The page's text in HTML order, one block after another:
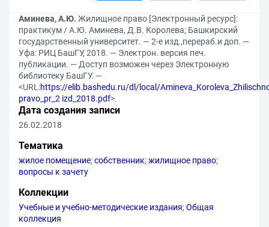
Аминева, А.Ю. Жилищное право [Электронный ресурс]:
практикум / А.Ю. Аминева, Д.В. Королева; Башкирский
государственный университет. — 2-е изд.,перераб.и доп. —
Уфа: РИЦ БашГУ, 2018. — Электрон. версия печ.
публикации. — Доступ возможен через Электронную
библиотеку БашГУ. —
<URL:https://elib.bashedu.ru/dl/local/
pravo_pr_2 izd_2018.pdf>.
Дата создания записи
26.02.2018
Тематика
жилое помещение;собственник;жилищное право;
вопросы к зачету
Коллекции
Учебные и учебно-методические издания;Общая
коллекция